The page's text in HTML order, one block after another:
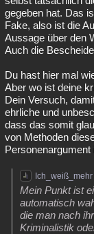
gegeben hat. Das
Fake, also ist die
Aussage über den
Auch die
Du hast hier mal
Aber wo ist deine
Dein Versuch,
ehrliche und
dass das somit
von Methoden
Mein Punkt ist
automatisch
die man nach
Kriminalistik